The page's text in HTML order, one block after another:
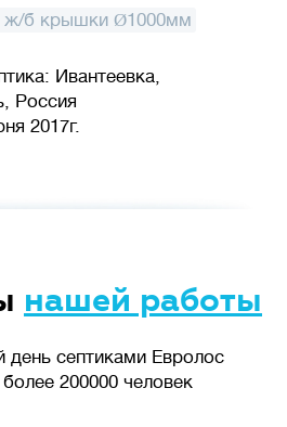
ж/б крышки Ø1000мм
Ивантеевка,
Россия
2017г.
нашей работы
день септиками Евролос
200000 человек